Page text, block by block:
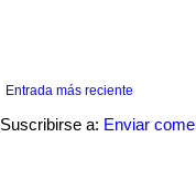
Entrada más reciente
Suscribirse a: Enviar